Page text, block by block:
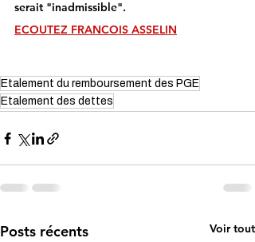
serait "inadmissible".
ECOUTEZ FRANCOIS ASSELIN
Etalement du remboursement des PGE
Etalement des dettes
Posts récents Voir tout